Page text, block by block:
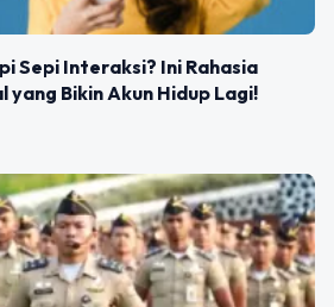
Sepi Interaksi? Ini Rahasia
Bikin Akun Hidup Lagi!